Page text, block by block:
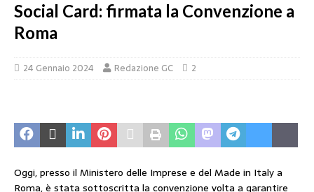
Social Card: firmata la Convenzione a
Roma
24 Gennaio 2024 Redazione GC 2
Oggi, presso il Ministero delle Imprese e del Made in Italy a
Roma, è stata sottoscritta la convenzione volta a garantire